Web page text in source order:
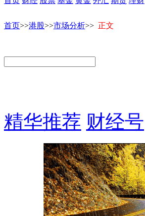
首页>>港股>>市场分析>> 正文
精华推荐 财经号